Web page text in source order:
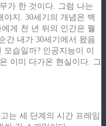
가 한 것이다. 그럼 나는
지. 30세기의 개념은 백
게 천 년 뒤의 인간은 뭘
간 내가 30세기에서 왔음
습일까? 인공지능이 이
이미 다가온 현실이다. 그
는 세 단계의 시간 프레임